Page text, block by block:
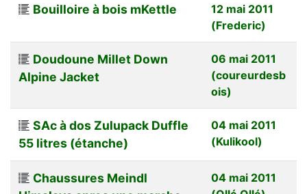
Bouilloire à bois mKettle
12 mai 2011
(Frederic)
Doudoune Millet Down
Alpine Jacket
06 mai 2011
(coureurdesb
ois)
SAc à dos Zulupack Duffle
55 litres (étanche)
04 mai 2011
(Kulikool)
Chaussures Meindl
04 mai 2011